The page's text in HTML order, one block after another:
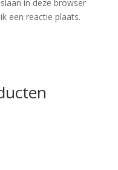
in deze browser
een reactie plaats.